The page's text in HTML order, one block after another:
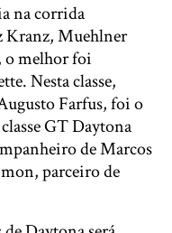
na corrida
Kranz, Muehlner
o melhor foi
Nesta classe,
Farfus, foi o
GT Daytona
de Marcos
parceiro de